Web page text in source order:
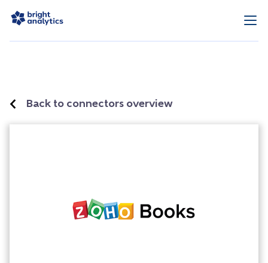
Back to connectors overview